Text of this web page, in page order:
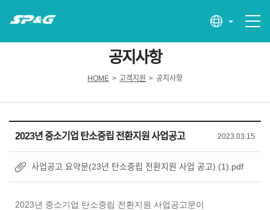
공지사항
HOME > 고객지원 > 공지사항
2023년 중소기업 탄소중립 전환지원 사업공고 2023.03.15
사업공고 요약문(23년 탄소중립 전환지원 사업 공고) (1).pdf
2023년 중소기업 탄소중립 전환지원 사업공고문이